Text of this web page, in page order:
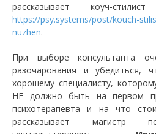
рассказывает коуч-
https://psy.systems/post/kouch-
nuzhen.
При выборе консультанта
разочарования и убедиться,
хорошему специалисту,
НЕ должно быть на первом
психотерапевта и на что
рассказывает магистр